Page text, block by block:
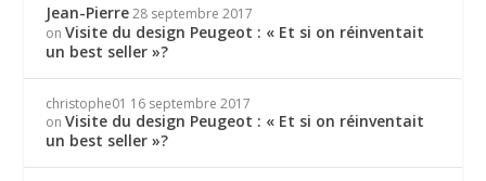
Jean-Pierre 28 septembre 2017
onVisite du design Peugeot : « Et si on réinventait
un best seller »?
christophe01 16 septembre 2017
onVisite du design Peugeot : « Et si on réinventait
un best seller »?